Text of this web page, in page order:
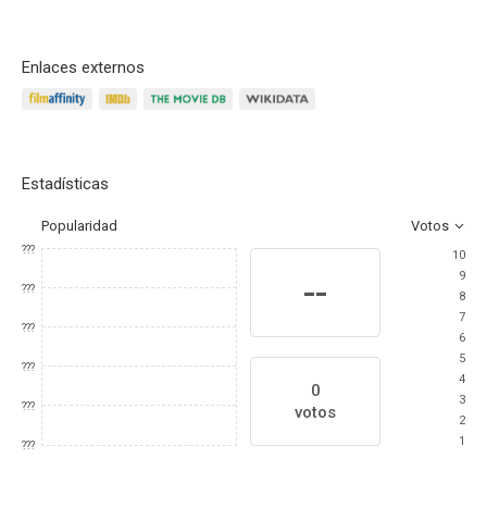
Enlaces externos
Estadísticas
Popularidad Votos
???
???
???
???
???
???
--
0
votos
10
9
8
7
6
5
4
3
2
1